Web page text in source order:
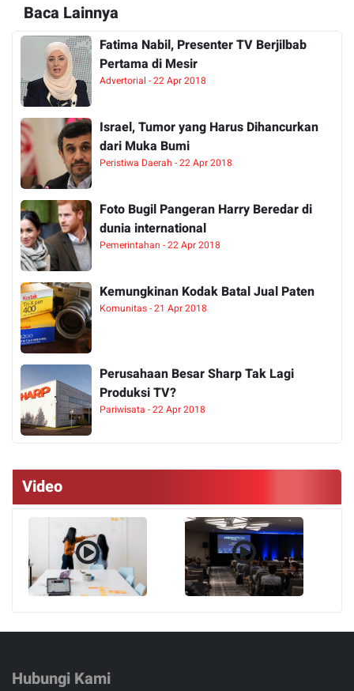
Baca Lainnya
Fatima Nabil, Presenter TV Berjilbab
Pertama di Mesir
Advertorial - 22 Apr 2018
Israel, Tumor yang Harus Dihancurkan
dari Muka Bumi
Peristiwa Daerah - 22 Apr 2018
Foto Bugil Pangeran Harry Beredar di
dunia international
Pemerintahan - 22 Apr 2018
Kemungkinan Kodak Batal Jual Paten
Komunitas - 21 Apr 2018
Perusahaan Besar Sharp Tak Lagi
Produksi TV?
Pariwisata - 22 Apr 2018
Video
Hubungi Kami